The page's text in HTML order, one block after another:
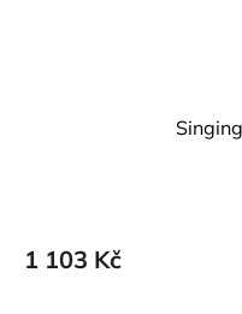
1 103 Kč